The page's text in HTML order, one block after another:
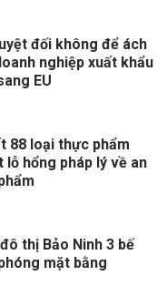
đối không để ách
nghiệp xuất khẩu
EU
88 loại thực phẩm
lỗ hổng pháp lý về an
thị Bảo Ninh 3 bế
mặt bằng